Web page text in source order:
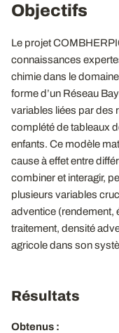
Objectifs
Le projet
connaissances
chimie dans le
forme d’un Réseau
variables liées par des
complété de tableaux
enfants. Ce modèle
cause à effet entre
combiner et interagir,
plusieurs variables
adventice (rendement,
traitement, densité
agricole dans son
Résultats
Obtenus :